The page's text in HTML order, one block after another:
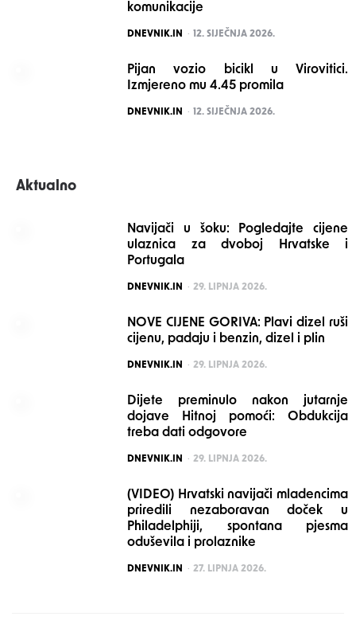
komunikacije
POSTED
DNEVNIK.IN 12. SIJEČNJA 2026.
Pijan vozio bicikl u Virovitici.
Izmjereno mu 4.45 promila
POSTED
DNEVNIK.IN 12. SIJEČNJA 2026.
Aktualno
Navijači u šoku: Pogledajte cijene
ulaznica za dvoboj Hrvatske i
Portugala
POSTED
DNEVNIK.IN 29. LIPNJA 2026.
NOVE CIJENE GORIVA: Plavi dizel ruši
cijenu, padaju i benzin, dizel i plin
POSTED
DNEVNIK.IN 29. LIPNJA 2026.
Dijete preminulo nakon jutarnje
dojave Hitnoj pomoći: Obdukcija
treba dati odgovore
POSTED
DNEVNIK.IN 29. LIPNJA 2026.
(VIDEO) Hrvatski navijači mladencima
priredili nezaboravan doček u
Philadelphiji, spontana pjesma
oduševila i prolaznike
POSTED
DNEVNIK.IN 27. LIPNJA 2026.